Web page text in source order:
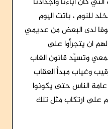
للنوم ، باتت اليوم
لدى البعض من عديمي
لهم ان يتجرأوا على
وتسيّد قانون الغاب
وغياب مبدأ العقاب
عامة الناس حتى يكونوا
على ارتكاب مثل تلك